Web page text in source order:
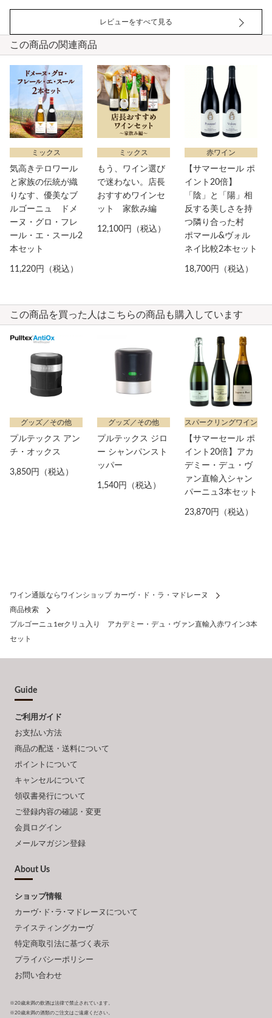
レビューをすべて見る
この商品の関連商品
ミックス
気高きテロワール
と家族の伝統が織
りなす、優美なブ
ルゴーニュ ドメ
ーヌ・グロ・フレ
ール・エ・スール2
本セット
11,220円（税込）
ミックス
もう、ワイン選び
で迷わない。店長
おすすめワインセ
ット 家飲み編
12,100円（税込）
赤ワイン
【サマーセール ポ
イント20倍】
「陰」と「陽」相
反する美しさを持
つ隣り合った村
ポマール&ヴォル
ネイ比較2本セット
18,700円（税込）
この商品を買った人はこちらの商品も購入しています
グッズ／その他
プルテックス アン
チ・オックス
3,850円（税込）
グッズ／その他
プルテックス ジロ
ー シャンパンスト
ッパー
1,540円（税込）
スパークリングワイン
【サマーセール ポ
イント20倍】アカ
デミー・デュ・ヴ
ァン直輸入シャン
パーニュ3本セット
23,870円（税込）
ワイン通販ならワインショップ カーヴ・ド・ラ・マドレーヌ
商品検索
ブルゴーニュ1erクリュ入り アカデミー・デュ・ヴァン直輸入赤ワイン3本
セット
Guide
ご利用ガイド
お支払い方法
商品の配送・送料について
ポイントについて
キャンセルについて
領収書発行について
ご登録内容の確認・変更
会員ログイン
メールマガジン登録
About Us
ショップ情報
カーヴ･ド･ラ･マドレーヌについて
テイスティングカーヴ
特定商取引法に基づく表示
プライバシーポリシー
お問い合わせ
※20歳未満の飲酒は法律で禁止されています。
※20歳未満の酒類のご注文はご遠慮ください。